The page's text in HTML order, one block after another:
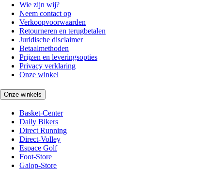
Wie zijn wij?
Neem contact op
Verkoopvoorwaarden
Retourneren en terugbetalen
Juridische disclaimer
Betaalmethoden
Prijzen en leveringsopties
Privacy verklaring
Onze winkel
Onze winkels
Basket-Center
Daily Bikers
Direct Running
Direct-Volley
Espace Golf
Foot-Store
Galop-Store